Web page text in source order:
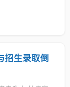
招生录取倒